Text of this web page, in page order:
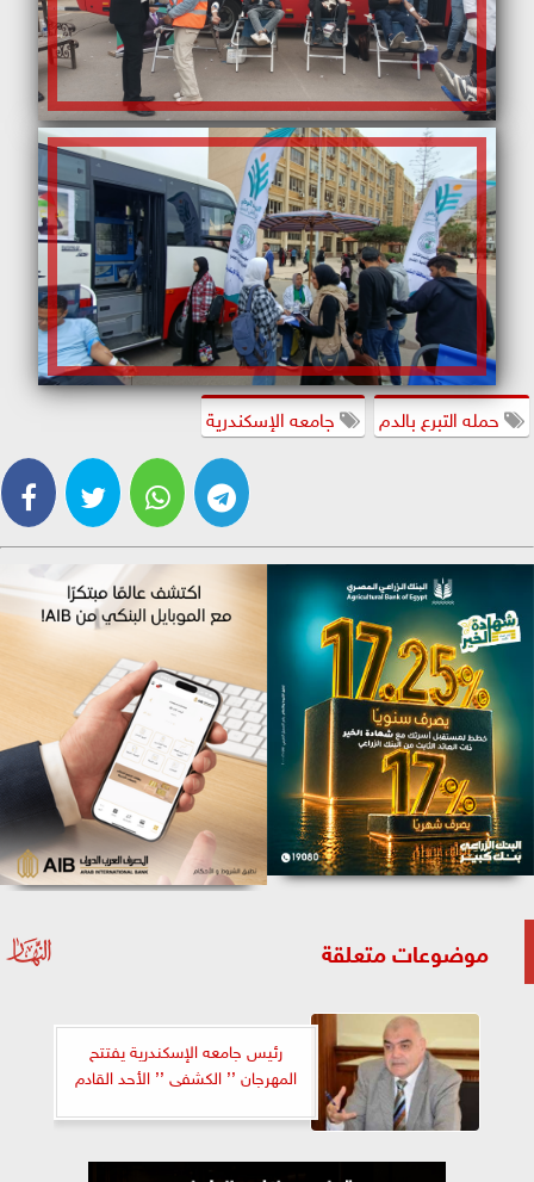
حمله التبرع بالدم جامعه الإسكندرية
موضوعات متعلقة
رئيس جامعه الإسكندرية يفتتح
المهرجان ’’ الكشفى ’’ الأحد القادم